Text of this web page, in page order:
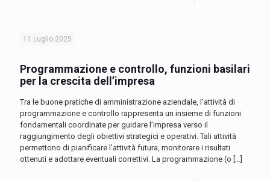
11 Luglio 2025
Programmazione e controllo, funzioni basilari
per la crescita dell’impresa
Tra le buone pratiche di amministrazione aziendale, l’attività di
programmazione e controllo rappresenta un insieme di funzioni
fondamentali coordinate per guidare l’impresa verso il
raggiungimento degli obiettivi strategici e operativi. Tali attività
permettono di pianificare l’attività futura, monitorare i risultati
ottenuti e adottare eventuali correttivi. La programmazione (o